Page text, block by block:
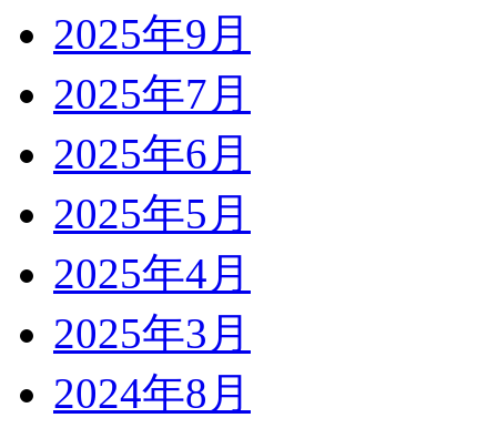
2025年9月
2025年7月
2025年6月
2025年5月
2025年4月
2025年3月
2024年8月